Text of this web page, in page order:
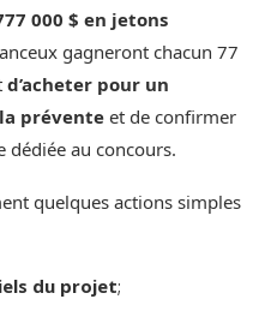
000 $ en jetons
gagneront chacun 77
d’acheter pour un
prévente et de confirmer
au concours.
quelques actions simples
du projet;